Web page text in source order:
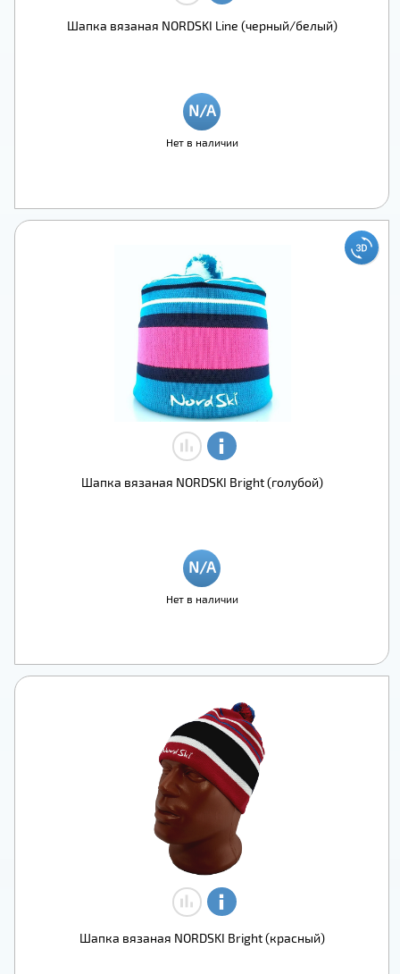
Шапка вязаная NORDSKI Line (черный/белый)
Нет в наличии
Шапка вязаная NORDSKI Bright (голубой)
Нет в наличии
Шапка вязаная NORDSKI Bright (красный)